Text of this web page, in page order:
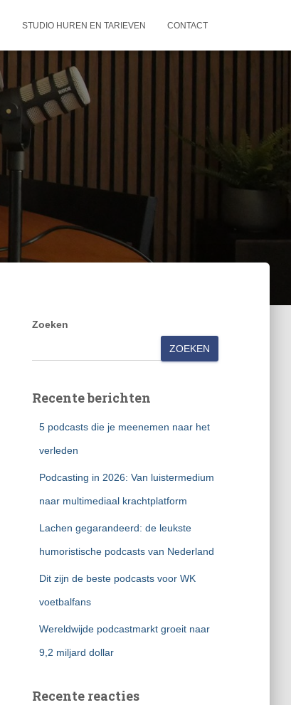
STUDIO HUREN EN TARIEVEN CONTACT
Zoeken
ZOEKEN
Recente berichten
5 podcasts die je meenemen naar het
verleden
Podcasting in 2026: Van luistermedium
naar multimediaal krachtplatform
Lachen gegarandeerd: de leukste
humoristische podcasts van Nederland
Dit zijn de beste podcasts voor WK
voetbalfans
Wereldwijde podcastmarkt groeit naar
9,2 miljard dollar
Recente reacties